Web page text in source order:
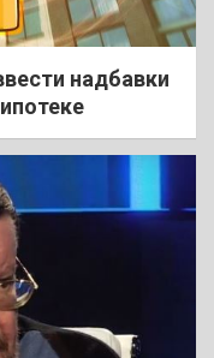
надбавки